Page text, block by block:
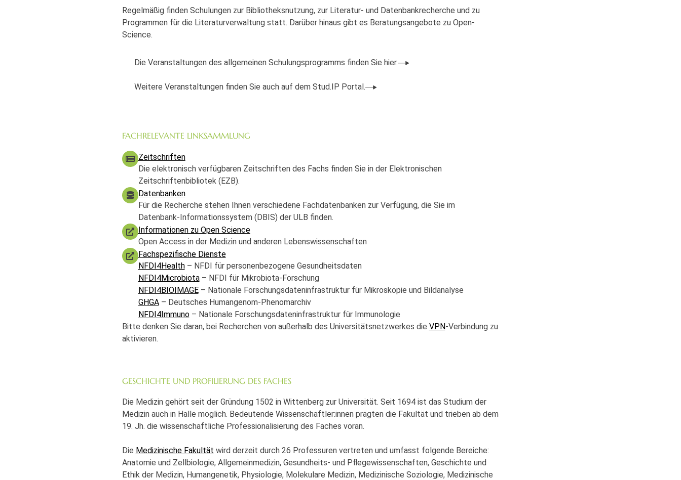
Regelmäßig finden Schulungen zur Bibliotheksnutzung, zur Literatur- und Datenbankrecherche und zu
Programmen für die Literaturverwaltung statt. Darüber hinaus gibt es Beratungsangebote zu Open-
Science.
Die Veranstaltungen des allgemeinen Schulungsprogramms finden Sie hier.
Weitere Veranstaltungen finden Sie auch auf dem Stud.IP Portal.
FACHRELEVANTE LINKSAMMLUNG
Zeitschriften
Die elektronisch verfügbaren Zeitschriften des Fachs finden Sie in der Elektronischen
Zeitschriftenbibliotek (EZB).
Datenbanken
Für die Recherche stehen Ihnen verschiedene Fachdatenbanken zur Verfügung, die Sie im
Datenbank-Informationssystem (DBIS) der ULB finden.
Informationen zu Open Science
Open Access in der Medizin und anderen Lebens­wissen­schaften
Fachspezifische Dienste
NFDI4Health– NFDI für personenbezogene Gesundheitsdaten
NFDI4Microbiota– NFDI für Mikrobiota-Forschung
NFDI4BIOIMAGE– Nationale Forschungsdateninfrastruktur für Mikroskopie und Bildanalyse
GHGA– Deutsches Humangenom-Phenomarchiv
NFDI4Immuno– Nationale Forschungsdateninfrastruktur für Immunologie
Bitte denken Sie daran, bei Recherchen von außerhalb des Universitätsnetzwerkes die VPN-Verbindung zu
aktivieren.
GESCHICHTE UND PROFILIERUNG DES FACHES
Die Medizin gehört seit der Gründung 1502 in Wittenberg zur Universität. Seit 1694 ist das Studium der
Medizin auch in Halle möglich. Bedeutende Wissenschaftler:innen prägten die Fakultät und trieben ab dem
19. Jh. die wissenschaftliche Professionalisierung des Faches voran.
Die Medizinische Fakultät wird derzeit durch 26 Professuren vertreten und umfasst folgende Bereiche:
Anatomie und Zellbiologie, Allgemeinmedizin, Gesundheits- und Pflegewissenschaften, Geschichte und
Ethik der Medizin, Humangenetik, Physiologie, Molekulare Medizin, Medizinische Soziologie, Medizinische